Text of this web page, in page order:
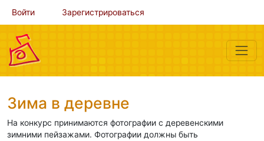
Войти Зарегистрироваться
Зима в деревне
На конкурс принимаются фотографии с деревенскими
зимними пейзажами. Фотографии должны быть